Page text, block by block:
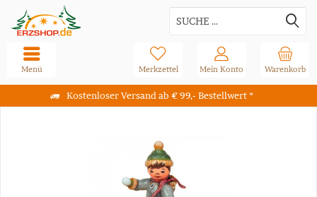
Kostenloser Versand ab € 99,- Bestellwert *
Warenkorb
Merkzettel Mein Konto
Menü